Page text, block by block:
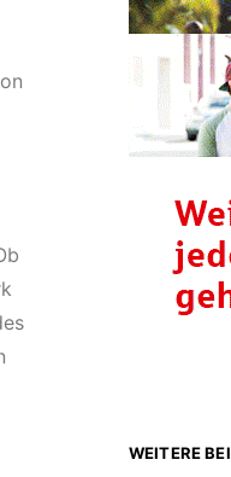
WEITERE